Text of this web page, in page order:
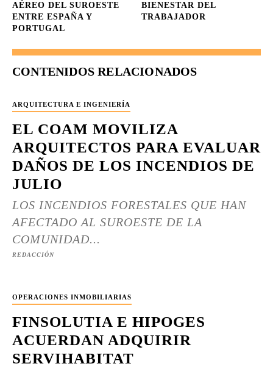
AÉREO DEL SUROESTE
ENTRE ESPAÑA Y
PORTUGAL
BIENESTAR DEL
TRABAJADOR
CONTENIDOS RELACIONADOS
ARQUITECTURA E INGENIERÍA
EL COAM MOVILIZA
ARQUITECTOS PARA EVALUAR
DAÑOS DE LOS INCENDIOS DE
JULIO
LOS INCENDIOS FORESTALES QUE HAN
AFECTADO AL SUROESTE DE LA
COMUNIDAD...
REDACCIÓN
OPERACIONES INMOBILIARIAS
FINSOLUTIA E HIPOGES
ACUERDAN ADQUIRIR
SERVIHABITAT